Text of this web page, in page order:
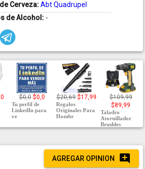
Cerveza:Abt Quadrupel
de Alcohol: -
$0,0 $0,0
Tu perfil de
LinkedIn para
ve
$20,69 $17,99
Regalos
Originales Para
Hombr
$109,99
$89,99
Taladro
Atornillador
Brushles
AGREGAR OPINION